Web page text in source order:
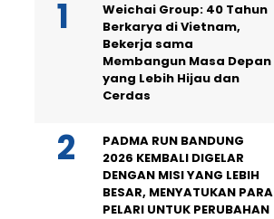
Weichai Group: 40 Tahun
Berkarya di Vietnam,
Bekerja sama
Membangun Masa Depan
yang Lebih Hijau dan
Cerdas
PADMA RUN BANDUNG
2026 KEMBALI DIGELAR
DENGAN MISI YANG LEBIH
BESAR, MENYATUKAN PARA
PELARI UNTUK PERUBAHAN